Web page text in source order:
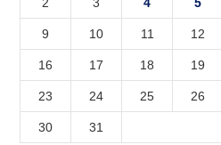
9 10 11 12
16 17 18 19
23 24 25 26
30
31